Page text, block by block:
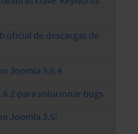
oficial de descargas de
Joomla 3.6.4
para solucionar bugs
Joomla 3.5!